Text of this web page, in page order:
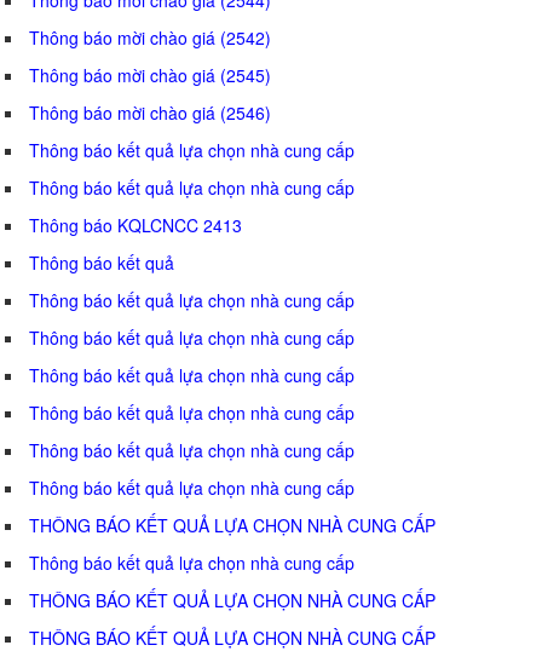
Thông báo mời chào giá (2542)
Thông báo mời chào giá (2545)
Thông báo mời chào giá (2546)
Thông báo kết quả lựa chọn nhà cung cấp
Thông báo kết quả lựa chọn nhà cung cấp
Thông báo KQLCNCC 2413
Thông báo kết quả
Thông báo kết quả lựa chọn nhà cung cấp
Thông báo kết quả lựa chọn nhà cung cấp
Thông báo kết quả lựa chọn nhà cung cấp
Thông báo kết quả lựa chọn nhà cung cấp
Thông báo kết quả lựa chọn nhà cung cấp
Thông báo kết quả lựa chọn nhà cung cấp
THÔNG BÁO KẾT QUẢ LỰA CHỌN NHÀ CUNG CẤP
Thông báo kết quả lựa chọn nhà cung cấp
THÔNG BÁO KẾT QUẢ LỰA CHỌN NHÀ CUNG CẤP
THÔNG BÁO KẾT QUẢ LỰA CHỌN NHÀ CUNG CẤP